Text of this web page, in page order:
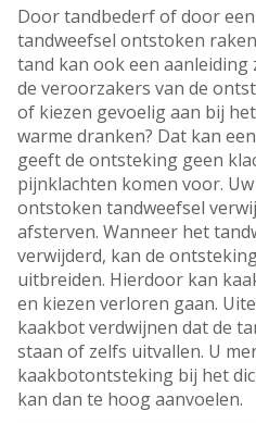
Door tandbederf of door
tandweefsel ontstoken
tand kan ook een aanleiding
de veroorzakers van de
of kiezen gevoelig aan bij
warme dranken? Dat kan
geeft de ontsteking geen
pijnklachten komen voor.
ontstoken tandweefsel
afsterven. Wanneer het
verwijderd, kan de
uitbreiden. Hierdoor kan
en kiezen verloren gaan.
kaakbot verdwijnen dat de
staan of zelfs uitvallen. U
kaakbotontsteking bij het
kan dan te hoog aanvoelen.